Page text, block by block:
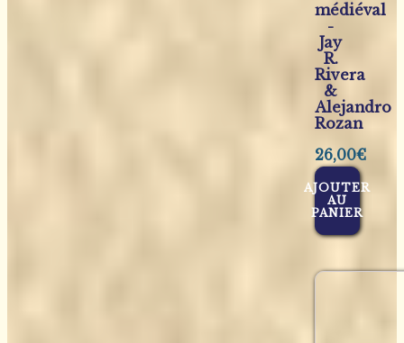
médiéval
-
Jay
R.
Rivera
&
Alejandro
Rozan
26,00€
AJOUTER
AU
PANIER